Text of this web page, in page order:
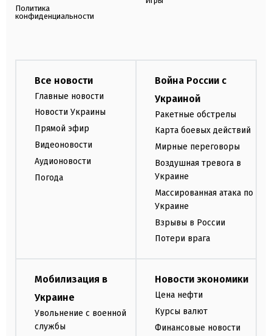
Политика
конфиденциальности
Все новости
Главные новости
Новости Украины
Прямой эфир
Видеоновости
Аудионовости
Погода
Война России с
Украиной
Ракетные обстрелы
Карта боевых действий
Мирные переговоры
Воздушная тревога в
Украине
Массированная атака по
Украине
Взрывы в России
Потери врага
Мобилизация в
Украине
Увольнение с военной
службы
Новости экономики
Цена нефти
Курсы валют
Финансовые новости